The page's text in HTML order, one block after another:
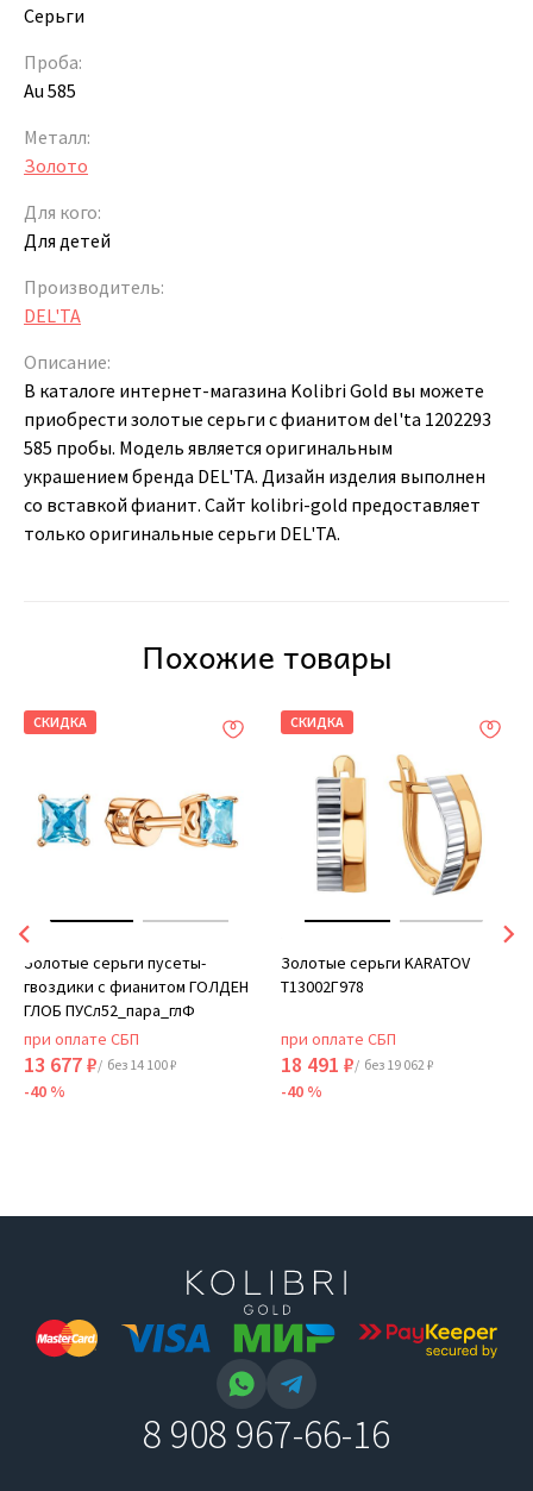
Серьги
Проба:
Au 585
Металл:
Золото
Для кого:
Для детей
Производитель:
DEL'TA
Описание:
В каталоге интернет-магазина Kolibri Gold вы можете
приобрести золотые серьги с фианитом del'ta 1202293
585 пробы. Модель является оригинальным
украшением бренда DEL'TA. Дизайн изделия выполнен
со вставкой фианит. Сайт kolibri-gold предоставляет
только оригинальные серьги DEL'TA.
Похожие товары
СКИДКА
Золотые серьги пусеты-
гвоздики с фианитом ГОЛДЕН
ГЛОБ ПУСл52_пара_глФ
при оплате СБП
13 677 ₽/ без 14 100 ₽
-40 %
СКИДКА
Золотые серьги KARATOV
Т13002Г978
при оплате СБП
18 491 ₽/ без 19 062 ₽
-40 %
8 908 967-66-16